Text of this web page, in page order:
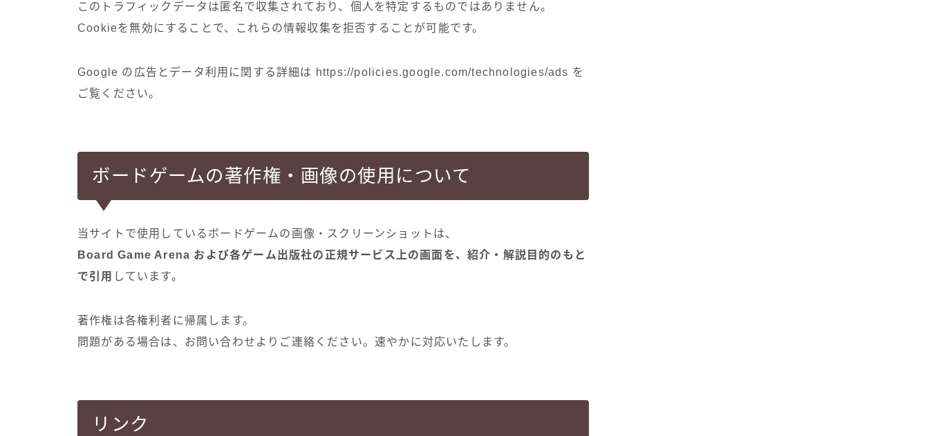
このトラフィックデータは匿名で収集されており、個人を特定するものではありません。
Cookieを無効にすることで、これらの情報収集を拒否することが可能です。
Google の広告とデータ利用に関する詳細は https://policies.google.com/technologies/ads を
ご覧ください。
ボードゲームの著作権・画像の使用について
当サイトで使用しているボードゲームの画像・スクリーンショットは、
Board Game Arena および各ゲーム出版社の正規サービス上の画面を、紹介・解説目的のもと
で引用 しています。
著作権は各権利者に帰属します。
問題がある場合は、お問い合わせよりご連絡ください。速やかに対応いたします。
リンク